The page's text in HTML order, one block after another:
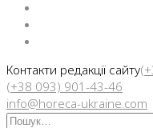
Контакти редакції сайту
(+38 093) 901-43-46
info@horeca-ukraine.com
Искать: